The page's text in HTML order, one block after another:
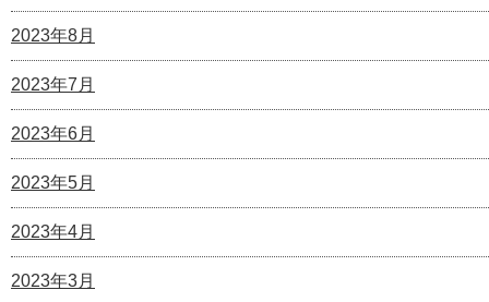
2023年8月
2023年7月
2023年6月
2023年5月
2023年4月
2023年3月